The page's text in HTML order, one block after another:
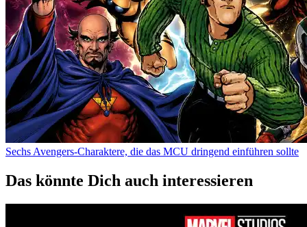
Sechs Avengers-Charaktere, die das MCU dringend einführen sollte
Das könnte Dich auch interessieren